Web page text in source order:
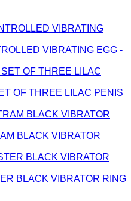
VIBRATING EGG -
OF THREE LILAC PENIS
BLACK VIBRATOR
BLACK VIBRATOR RING